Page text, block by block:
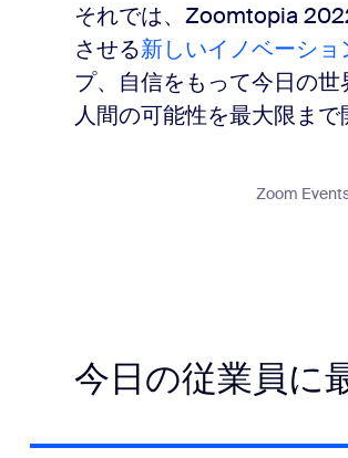
それでは、Zoomtopia
させる新しいイノベーショ
プ、自信をもって今日の
人間の可能性を最大限まで
Zoom
今日の従業員に